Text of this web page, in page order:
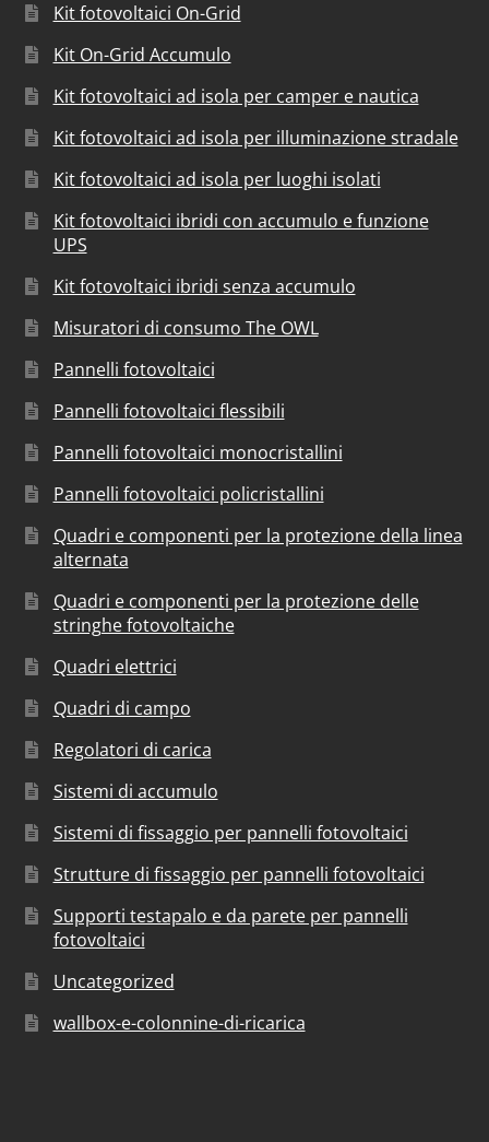
Kit fotovoltaici On-Grid
Kit On-Grid Accumulo
Kit fotovoltaici ad isola per camper e nautica
Kit fotovoltaici ad isola per illuminazione stradale
Kit fotovoltaici ad isola per luoghi isolati
Kit fotovoltaici ibridi con accumulo e funzione
UPS
Kit fotovoltaici ibridi senza accumulo
Misuratori di consumo The OWL
Pannelli fotovoltaici
Pannelli fotovoltaici flessibili
Pannelli fotovoltaici monocristallini
Pannelli fotovoltaici policristallini
Quadri e componenti per la protezione della linea
alternata
Quadri e componenti per la protezione delle
stringhe fotovoltaiche
Quadri elettrici
Quadri di campo
Regolatori di carica
Sistemi di accumulo
Sistemi di fissaggio per pannelli fotovoltaici
Strutture di fissaggio per pannelli fotovoltaici
Supporti testapalo e da parete per pannelli
fotovoltaici
Uncategorized
wallbox-e-colonnine-di-ricarica